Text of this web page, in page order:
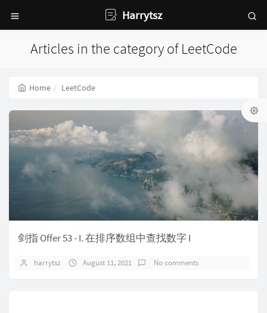
Harrytsz
Articles in the category of LeetCode
Home LeetCode
剑指 Offer 53 - I. 在排序数组中查找数字 I
harrytsz August 11, 2021 No comments